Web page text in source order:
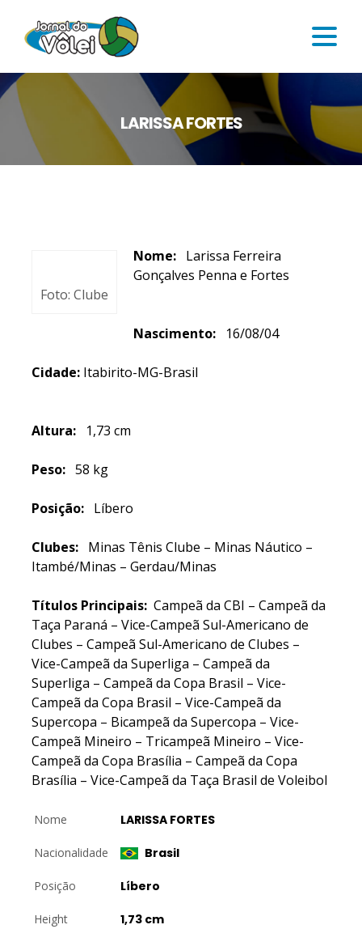
LARISSA FORTES
Foto: Clube
Nome: Larissa Ferreira
Gonçalves Penna e Fortes
Nascimento: 16/08/04
Cidade: Itabirito-MG-Brasil
Altura: 1,73 cm
Peso: 58 kg
Posição: Líbero
Clubes: Minas Tênis Clube – Minas Náutico –
Itambé/Minas – Gerdau/Minas
Títulos Principais: Campeã da CBI – Campeã da
Taça Paraná – Vice-Campeã Sul-Americano de
Clubes – Campeã Sul-Americano de Clubes –
Vice-Campeã da Superliga – Campeã da
Superliga – Campeã da Copa Brasil – Vice-
Campeã da Copa Brasil – Vice-Campeã da
Supercopa – Bicampeã da Supercopa – Vice-
Campeã Mineiro – Tricampeã Mineiro – Vice-
Campeã da Copa Brasília – Campeã da Copa
Brasília – Vice-Campeã da Taça Brasil de Voleibol
Nome LARISSA FORTES
Nacionalidade Brasil
Posição Líbero
Height 1,73 cm